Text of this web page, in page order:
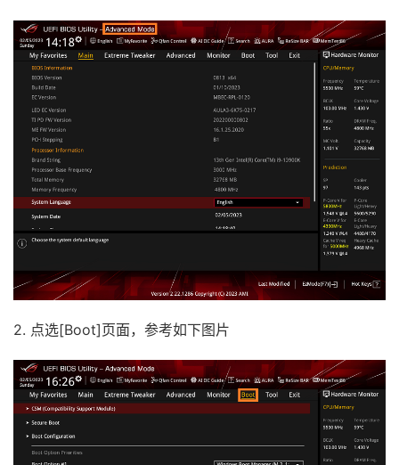
2. 点选[Boot]页面，参考如下图片